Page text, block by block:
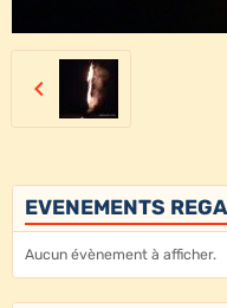
EVENEMENTS
Aucun évènement à afficher.